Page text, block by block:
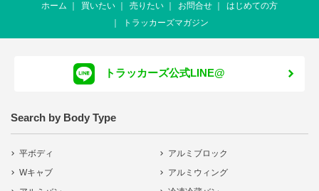
ホーム 買いたい 売りたい お問合せ
はじめての方
トラッカーズマガジン
トラッカーズ公式LINE@
Search by Body Type
平ボディ
アルミブロック
Wキャブ
アルミウィング